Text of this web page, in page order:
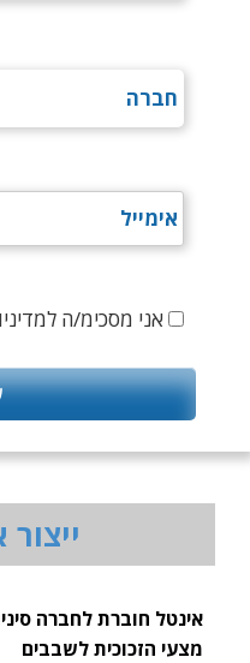
אני מסכימ/ה
אינטל חוברת לחברה
מצעי הזכוכית לשבבים